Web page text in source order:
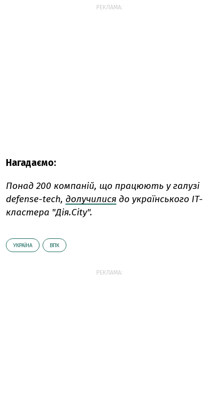
РЕКЛАМА:
Нагадаємо:
Понад 200 компаній, що працюють у галузі
defense-tech, долучилися до українського IT-
кластера "Дія.City".
УКРАЇНА ВПК
РЕКЛАМА: